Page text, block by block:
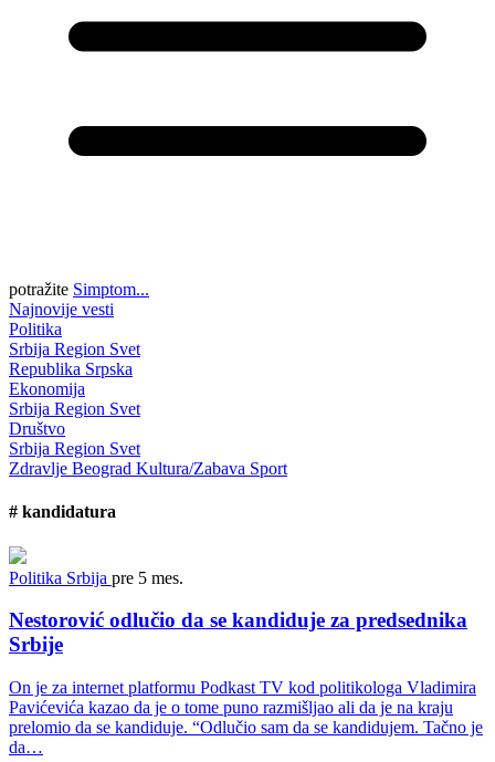
potražite Simptom...
Najnovije vesti
Politika
Srbija Region Svet
Republika Srpska
Ekonomija
Srbija Region Svet
Društvo
Srbija Region Svet
Zdravlje Beograd Kultura/Zabava Sport
# kandidatura
Politika Srbija pre 5 mes.
Nestorović odlučio da se kandiduje za predsednika
Srbije
On je za internet platformu Podkast TV kod politikologa Vladimira
Pavićevića kazao da je o tome puno razmišljao ali da je na kraju
prelomio da se kandiduje. “Odlučio sam da se kandidujem. Tačno je
da…